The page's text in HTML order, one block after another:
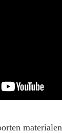
materialen